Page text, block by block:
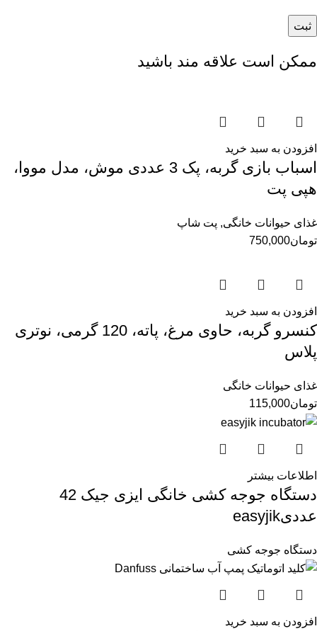
ممکن است علاقه مند باشید
افزودن به سبد خرید
اسباب بازی گربه، پک 3 عددی موش، مدل مووا،
هپی پت
غذای حیوانات خانگی, پت شاپ
تومان750,000
افزودن به سبد خرید
کنسرو گربه، حاوی مرغ، پاته، 120 گرمی، نوتری
پلاس
غذای حیوانات خانگی
تومان115,000
اطلاعات بیشتر
دستگاه جوجه کشی خانگی ایزی جیک 42
عددیeasyjik
دستگاه جوجه کشی
افزودن به سبد خرید